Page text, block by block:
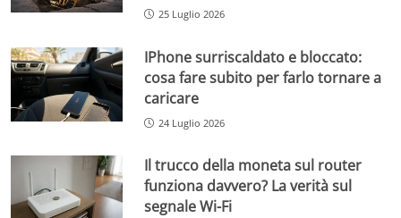
25 Luglio 2026
IPhone surriscaldato e bloccato:
cosa fare subito per farlo tornare a
caricare
24 Luglio 2026
Il trucco della moneta sul router
funziona davvero? La verità sul
segnale Wi-Fi